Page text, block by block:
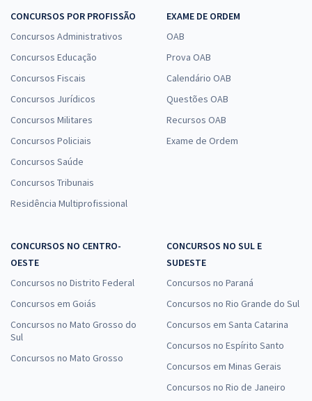
CONCURSOS POR PROFISSÃO
Concursos Administrativos
Concursos Educação
Concursos Fiscais
Concursos Jurídicos
Concursos Militares
Concursos Policiais
Concursos Saúde
Concursos Tribunais
Residência Multiprofissional
EXAME DE ORDEM
OAB
Prova OAB
Calendário OAB
Questões OAB
Recursos OAB
Exame de Ordem
CONCURSOS NO CENTRO-
OESTE
Concursos no Distrito Federal
Concursos em Goiás
Concursos no Mato Grosso do
Sul
Concursos no Mato Grosso
CONCURSOS NO SUL E
SUDESTE
Concursos no Paraná
Concursos no Rio Grande do Sul
Concursos em Santa Catarina
Concursos no Espírito Santo
Concursos em Minas Gerais
Concursos no Rio de Janeiro